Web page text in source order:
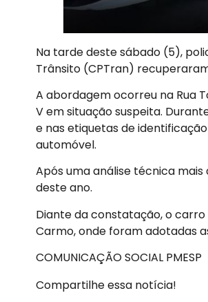
Na tarde deste sábado (5),
Trânsito (CPTran)
A abordagem ocorreu na Rua
V em situação suspeita.
e nas etiquetas de
automóvel.
Após uma análise técnica
deste ano.
Diante da constatação, o
Carmo, onde foram adotadas
COMUNICAÇÃO SOCIAL PMESP
Compartilhe essa notícia!